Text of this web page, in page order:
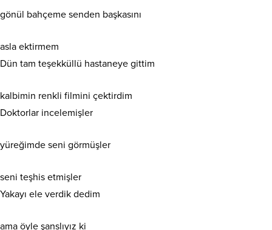
gönül bahçeme senden başkasını
asla ektirmem
Dün tam teşekküllü hastaneye gittim
kalbimin renkli filmini çektirdim
Doktorlar incelemişler
yüreğimde seni görmüşler
seni teşhis etmişler
Yakayı ele verdik dedim
ama öyle şanslıyız ki